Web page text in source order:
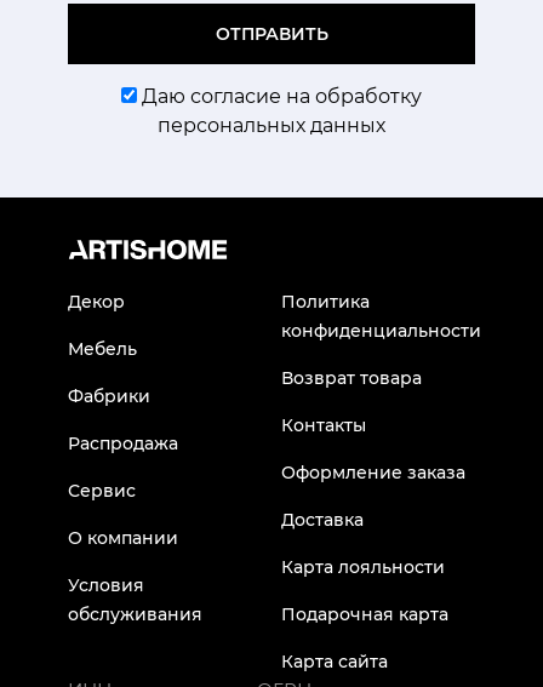
ОТПРАВИТЬ
Даю согласие на обработку
персональных данных
Декор
Мебель
Фабрики
Распродажа
Сервис
О компании
Условия
обслуживания
Политика
конфиденциальности
Возврат товара
Контакты
Оформление заказа
Доставка
Карта лояльности
Подарочная карта
Карта сайта